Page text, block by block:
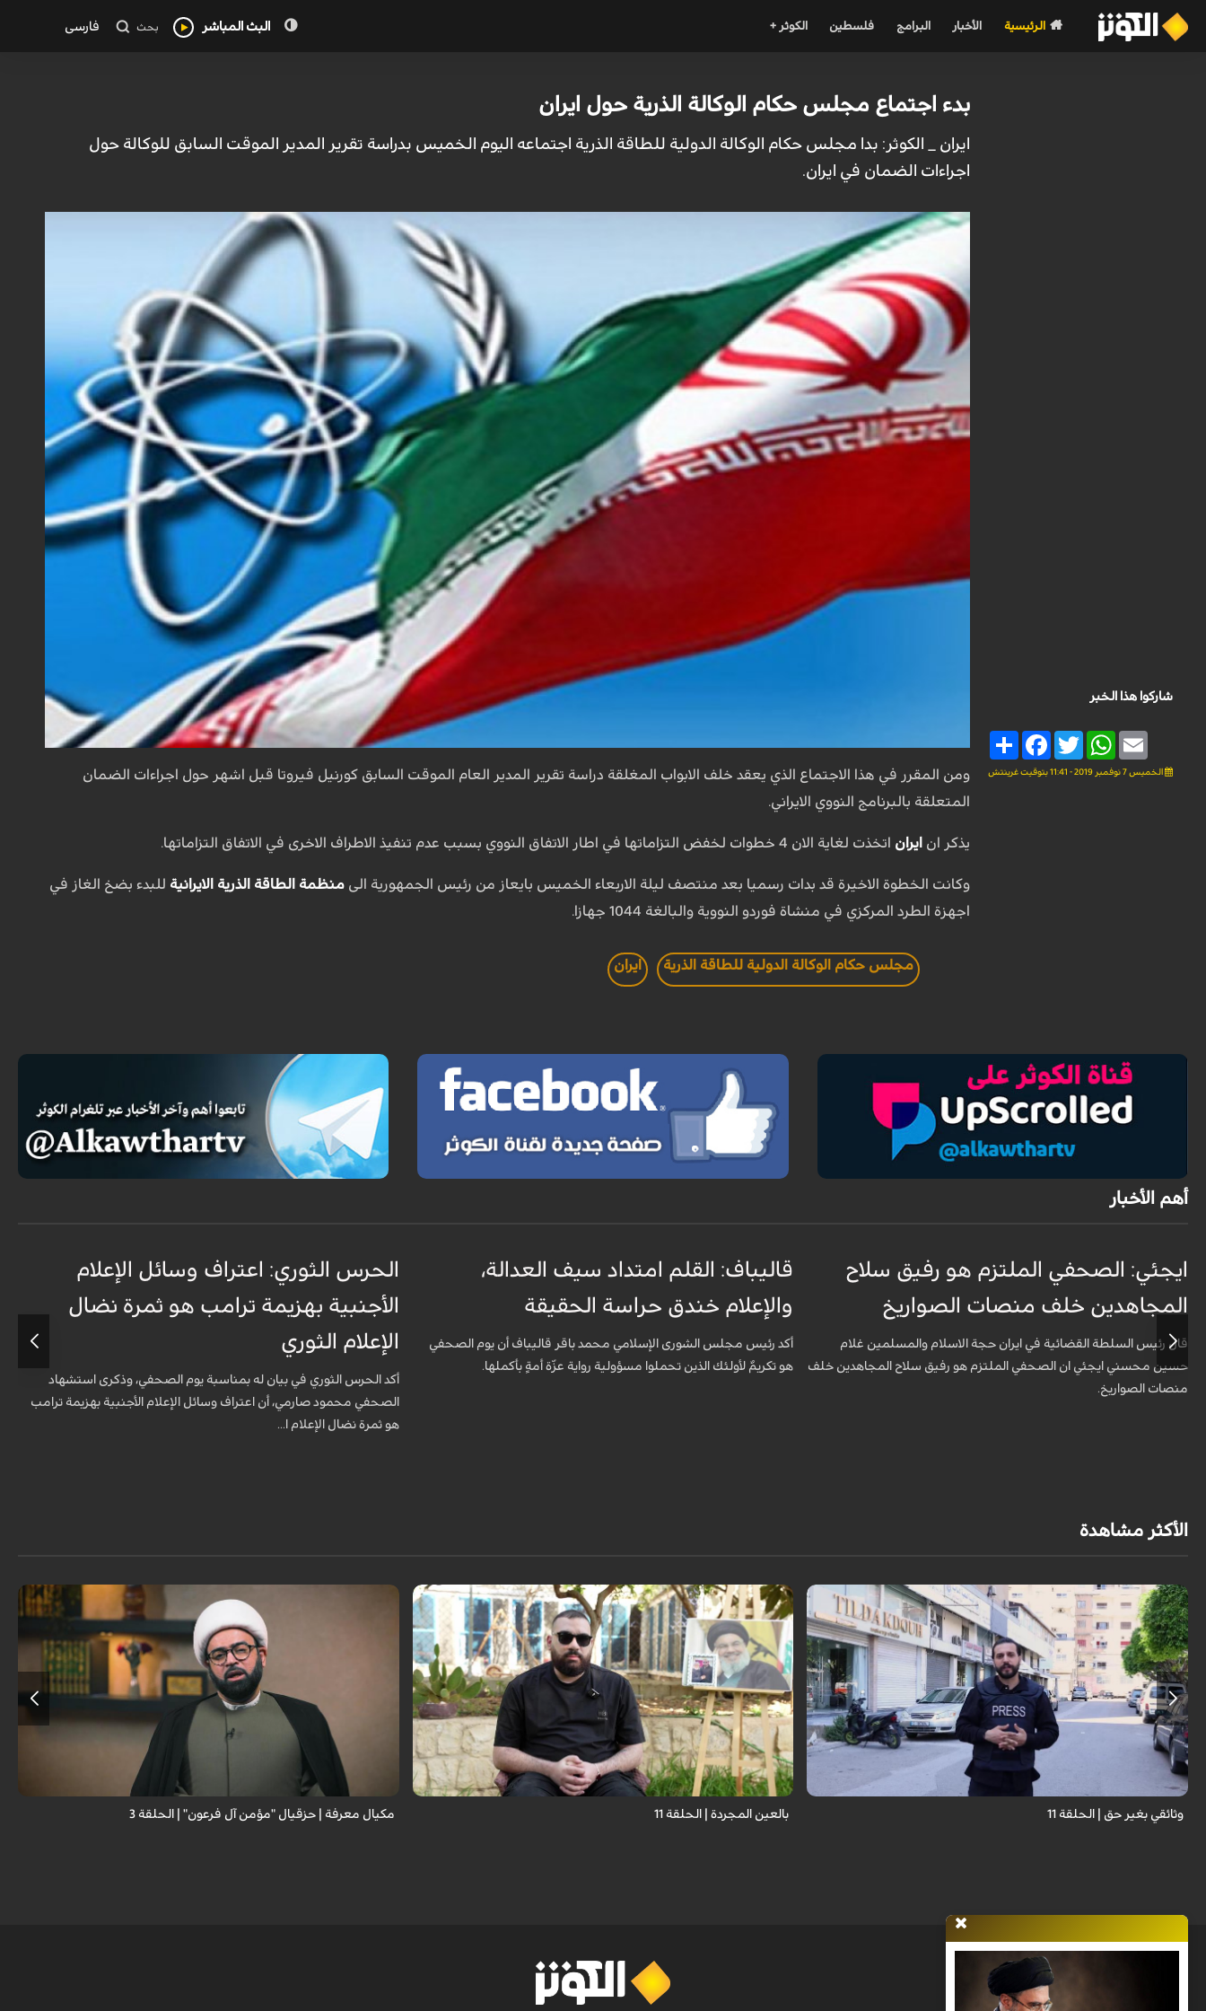
الرئيسية الأخبار البرامج فلسطين الكوثر + البث المباشر بحث فارسی
شاركوا هذا الخبر
Share
FacebookTwitter
WhatsAppEmail
الخميس 7 نوفمبر 2019 - 11:41 بتوقيت غرينتش
بدء اجتماع مجلس حكام الوكالة الذرية حول ايران
ايران _ الكوثر: بدا مجلس حكام الوكالة الدولية للطاقة الذرية اجتماعه اليوم الخميس بدراسة تقرير المدير الموقت السابق للوكالة حول
اجراءات الضمان في ايران.
ومن المقرر في هذا الاجتماع الذي يعقد خلف الابواب المغلقة دراسة تقرير المدير العام الموقت السابق كورنيل فيروتا قبل اشهر حول اجراءات الضمان
المتعلقة بالبرنامج النووي الايراني.
يذكر ان ايران اتخذت لغاية الان 4 خطوات لخفض التزاماتها في اطار الاتفاق النووي بسبب عدم تنفيذ الاطراف الاخرى في الاتفاق التزاماتها.
وكانت الخطوة الاخيرة قد بدات رسميا بعد منتصف ليلة الاربعاء الخميس بايعاز من رئيس الجمهورية الى منظمة الطاقة الذرية الايرانية للبدء بضخ الغاز في
اجهزة الطرد المركزي في منشاة فوردو النووية والبالغة 1044 جهازا.
مجلس حكام الوكالة الدولية للطاقة الذرية ايران
أهم الأخبار
ايجئي: الصحفي الملتزم هو رفيق سلاح
المجاهدين خلف منصات الصواريخ
قال رئيس السلطة القضائية في ايران حجة الاسلام والمسلمين غلام
حسين محسني ايجئي ان الصحفي الملتزم هو رفيق سلاح المجاهدين خلف
منصات الصواريخ.
قاليباف: القلم امتداد سيف العدالة،
والإعلام خندق حراسة الحقيقة
أكد رئيس مجلس الشورى الإسلامي محمد باقر قاليباف أن يوم الصحفي
هو تكريمٌ لأولئك الذين تحملوا مسؤولية رواية عزّة أمةٍ بأكملها.
الحرس الثوري: اعتراف وسائل الإعلام
الأجنبية بهزيمة ترامب هو ثمرة نضال
الإعلام الثوري
أكد الحرس الثوري في بيان له بمناسبة يوم الصحفي، وذكرى استشهاد
الصحفي محمود صارمي، أن اعتراف وسائل الإعلام الأجنبية بهزيمة ترامب
هو ثمرة نضال الإعلام ا...
الأكثر مشاهدة
وثائقي بغير حق | الحلقة 11
برنامج "بالعين المجردة" هو توثيق إنسانيٌّ شجاعٌ للحياة تحت وطأة الحرب، حيث
نستمع فيه إلى شهاداتٍ حيّةٍ لأشخاص عايشوا التفجيرات والدمار، فنرى بعيونهم
ت...
بالعين المجردة | الحلقة 11 مكيال معرفة | حزقيال "مؤمن آل فرعون" | الحلقة 3